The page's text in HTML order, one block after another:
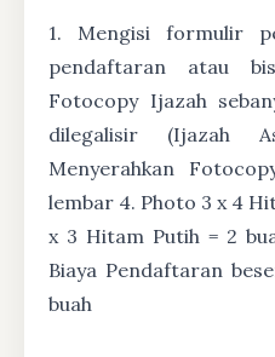
1. Mengisi formulir
pendaftaran atau
Fotocopy Ijazah
dilegalisir (Ijazah
Menyerahkan
lembar 4. Photo 3 x 4
x 3 Hitam Putih = 2
Biaya Pendaftaran
buah